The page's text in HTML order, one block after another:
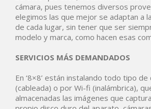
cámara, pues tenemos diversos
elegimos las que mejor se adaptan a
de cada lugar, sin tener que ser
modelo y marca, como hacen esas
SERVICIOS MÁS DEMANDADOS
En ‘8×8’ están instalando todo tipo
(cableada) o por Wi-fi (inalámbrica),
almacenadas las imágenes que